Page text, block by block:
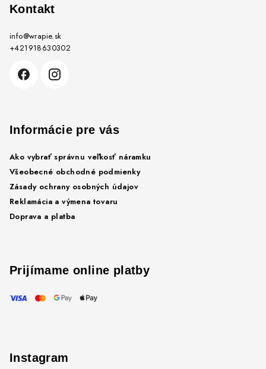
Kontakt
info@wrapie.sk
+421918630302
Informácie pre vás
Ako vybrať správnu veľkosť náramku
Všeobecné obchodné podmienky
Zásady ochrany osobných údajov
Reklamácia a výmena tovaru
Doprava a platba
Prijímame online platby
Instagram